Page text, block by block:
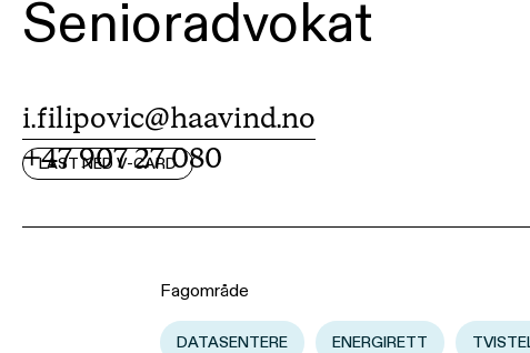
Senioradvokat
i.filipovic@haavind.no
+47 907 27 080
LAST NED V-CARD
Fagområde
DATASENTERE ENERGIRETT